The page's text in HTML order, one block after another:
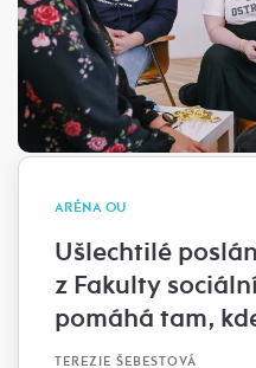
ARÉNA OU
Ušlechtilé
z Fakulty
pomáhá tam,
TEREZIE ŠEBESTOVÁ